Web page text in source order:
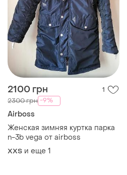
2100 грн 1
2300 грн -9%
Airboss
Женская зимняя куртка парка
n-3b vega от airboss
XХS и еще 1